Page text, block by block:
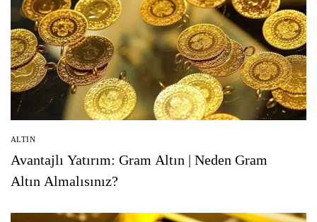
ALTIN
Avantajlı Yatırım: Gram Altın | Neden Gram
Altın Almalısınız?